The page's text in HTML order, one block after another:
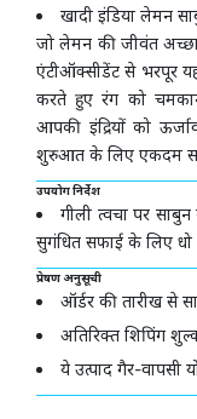
खादी इंडिया लेमन
जो लेमन की जीवंत
एंटीऑक्सीडेंट से भरपूर
करते हुए रंग को
आपकी इंद्रियों को
शुरुआत के लिए एकदम
उपयोग निर्देश
गीली त्वचा पर
सुगंधित सफाई के लिए धो
प्रेषण अनुसूची
ऑर्डर की तारीख से
अतिरिक्त शिपिंग
ये उत्पाद गैर-वापसी